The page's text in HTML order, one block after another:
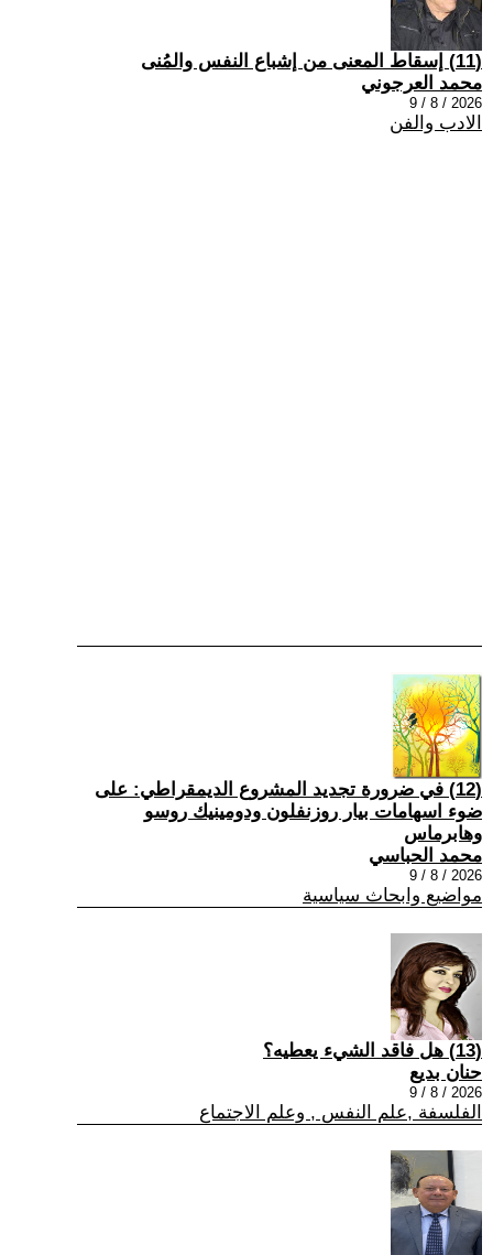
(11) إسقاط المعنى من إشباع النفس والمُنى
محمد العرجوني
2026 / 8 / 9
الادب والفن
(12) في ضرورة تجديد المشروع الديمقراطي: على
ضوء اسهامات بيار روزنفلون ودومينيك روسو
وهابرماس
محمد الحباسي
2026 / 8 / 9
مواضيع وابحاث سياسية
(13) هل فاقد الشيء يعطيه؟
حنان بديع
2026 / 8 / 9
الفلسفة ,علم النفس , وعلم الاجتماع